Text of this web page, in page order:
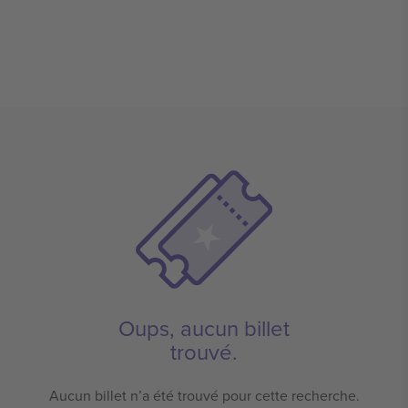
Oups, aucun billet
trouvé.
Aucun billet n’a été trouvé pour cette recherche.